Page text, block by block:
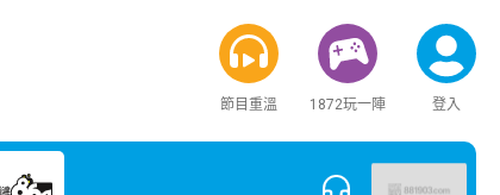
節目重溫 1872玩一陣 登入